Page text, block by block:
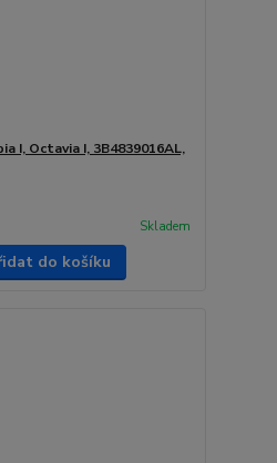
I, Octavia I, 3B4839016AL,
Skladem
do košíku